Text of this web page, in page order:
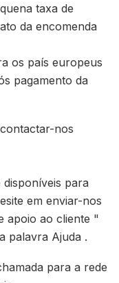
taxa de
da encomenda
os país europeus
pagamento da
nos
disponíveis para
em enviar-nos
apoio ao cliente "
palavra Ajuda .
para a rede